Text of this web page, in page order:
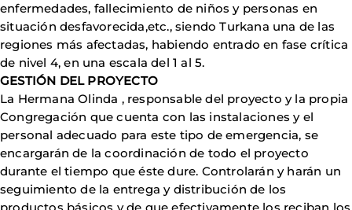
enfermedades, fallecimiento de niños y personas en
situación desfavorecida,etc., siendo Turkana una de las
regiones más afectadas, habiendo entrado en fase crítica
de nivel 4, en una escala del 1 al 5.
GESTIÓN DEL PROYECTO
La Hermana Olinda , responsable del proyecto y la propia
Congregación que cuenta con las instalaciones y el
personal adecuado para este tipo de emergencia, se
encargarán de la coordinación de todo el proyecto
durante el tiempo que éste dure. Controlarán y harán un
seguimiento de la entrega y distribución de los